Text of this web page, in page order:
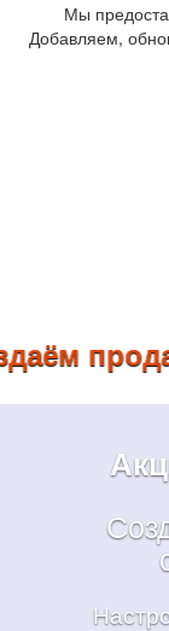
Мы
Добавляем,